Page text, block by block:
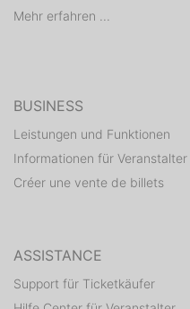
Mehr erfahren ...
BUSINESS
Leistungen und Funktionen
Informationen für Veranstalter
Créer une vente de billets
ASSISTANCE
Support für Ticketkäufer